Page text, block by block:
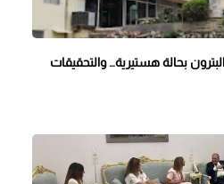
بحالة هستيرية… والتحقيقات